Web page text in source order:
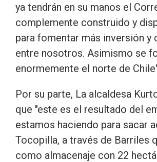
ya tendrán en su manos el
complemente construido y
para fomentar más inversión y
entre nosotros. Asimismo se
enormemente el norte de
Por su parte, La alcaldesa
que "este es el resultado del
estamos haciendo para sacar
Tocopilla, a través de Barriles
como almacenaje con 22